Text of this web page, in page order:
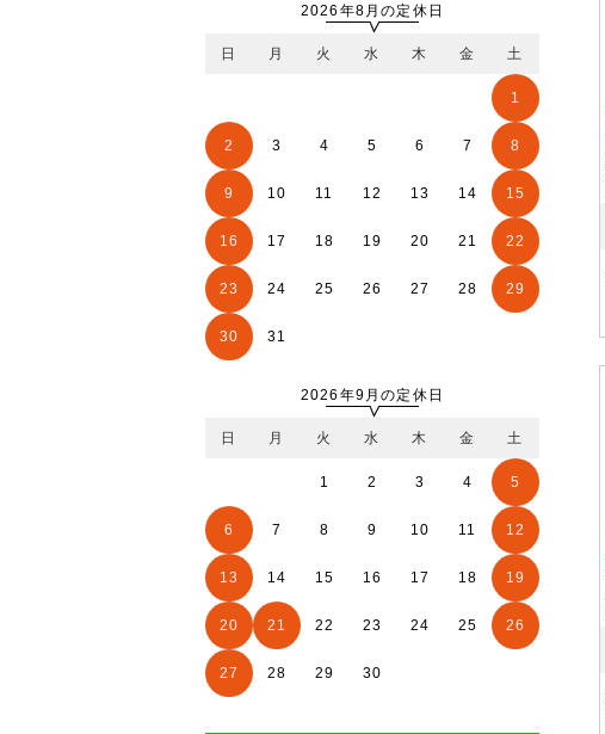
2026年8月の定休日
日 月 火 水 木 金 土
1
2 3 4 5 6 7 8
9 10 11 12 13 14 15
16 17 18 19 20 21 22
23 24 25 26 27 28 29
30 31
2026年9月の定休日
日 月 火 水 木 金 土
1 2 3 4 5
6 7 8 9 10 11 12
13 14 15 16 17 18 19
20 21 22 23 24 25 26
27 28 29 30